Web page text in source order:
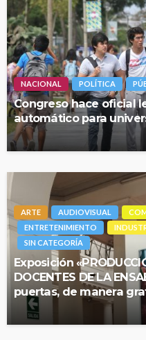
NACIONAL POLÍTICA
Congreso hace oficial
automático para
ARTE AUDIOVISUAL
ENTRETENIMIENTO
SIN CATEGORÍA
Exposición
DOCENTES DE LA
puertas, de manera